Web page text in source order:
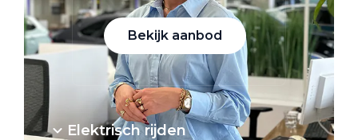
Bekijk aanbod
Elektrisch rijden